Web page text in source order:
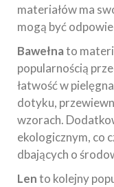
materiałów ma
mogą być
Bawełnato
popularnością
łatwość w
dotyku,
wzorach.
ekologicznym, co
dbających o
Lento kolejny